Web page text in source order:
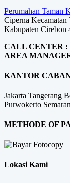
Perumahan Taman
Ciperna Kecamatan
Kabupaten Cirebon
CALL CENTER :
AREA
KANTOR
Jakarta Tangerang
Purwokerto
METHODE OF
Lokasi Kami